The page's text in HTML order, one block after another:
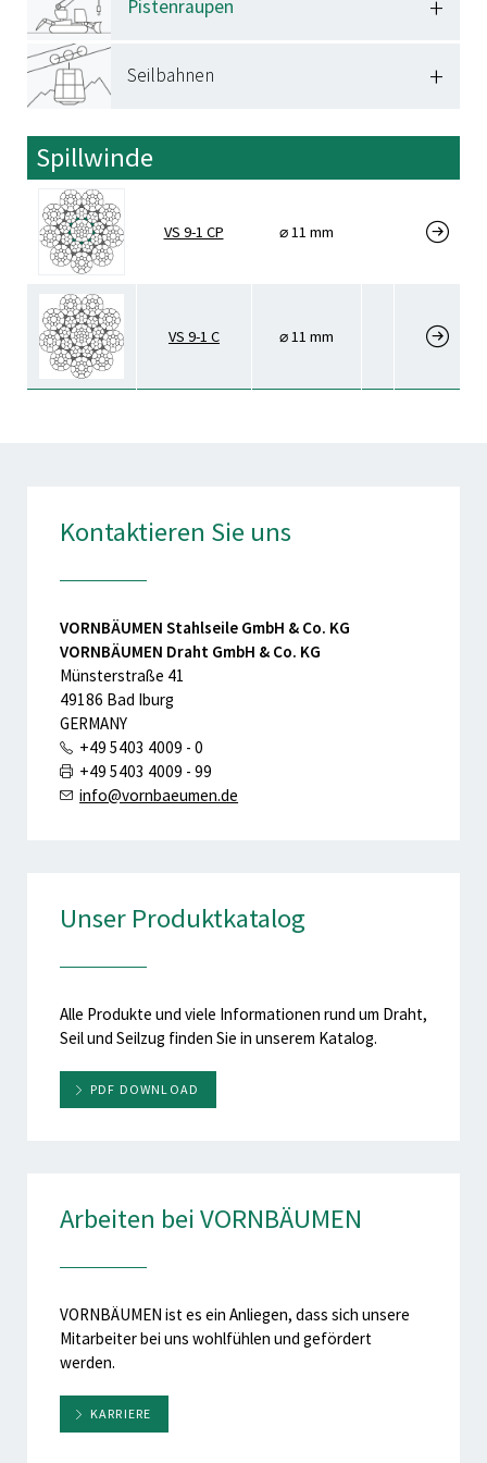
Compliance/CSR
Downloads
Ausbildung / Studium
Ferienjobs
Pistenraupen +
Seilbahnen +
Spillwinde
VS 9-1 CP ⌀ 11 mm
VS 9-1 C ⌀ 11 mm
Kontaktieren Sie uns
VORNBÄUMEN Stahlseile GmbH & Co. KG
VORNBÄUMEN Draht GmbH & Co. KG
Münsterstraße 41
49186 Bad Iburg
GERMANY
+49 5403 4009 - 0
+49 5403 4009 - 99
info@vornbaeumen.de
Unser Produktkatalog
Alle Produkte und viele Informationen rund um Draht,
Seil und Seilzug finden Sie in unserem Katalog.
PDF DOWNLOAD
Arbeiten bei VORNBÄUMEN
VORNBÄUMEN ist es ein Anliegen, dass sich unsere
Mitarbeiter bei uns wohlfühlen und gefördert
werden.
KARRIERE